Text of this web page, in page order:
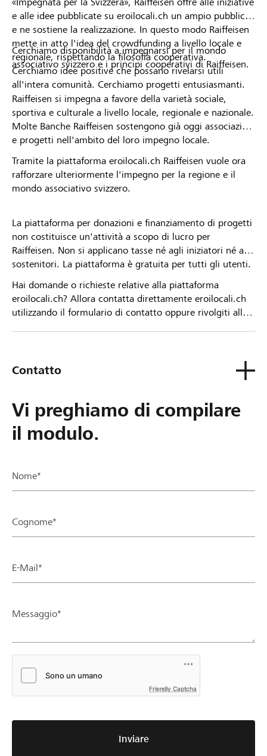
e alle idee pubblicate su eroilocali.ch un ampio pubblico
e ne sostiene la realizzazione. In questo modo Raiffeisen
mette in atto l'idea del crowdfunding a livello locale e
regionale, rispettando la filosofia cooperativa.
Cerchiamo idee positive che possano rivelarsi utili
all'intera comunità. Cerchiamo progetti entusiasmanti.
Cerchiamo disponibilità a impegnarsi per il mondo
associativo svizzero e i principi cooperativi di Raiffeisen.
Raiffeisen si impegna a favore della varietà sociale,
sportiva e culturale a livello locale, regionale e nazionale.
Molte Banche Raiffeisen sostengono già oggi associazioni
e progetti nell'ambito del loro impegno locale.
Tramite la piattaforma eroilocali.ch Raiffeisen vuole ora
rafforzare ulteriormente l'impegno per la regione e il
mondo associativo svizzero.
La piattaforma per donazioni e finanziamento di progetti
non costituisce un'attività a scopo di lucro per
Raiffeisen. Non si applicano tasse né agli iniziatori né ai
sostenitori. La piattaforma è gratuita per tutti gli utenti.
Hai domande o richieste relative alla piattaforma
eroilocali.ch? Allora contatta direttamente eroilocali.ch
utilizzando il formulario di contatto oppure rivolgiti alla
Contatto
Vi preghiamo di compilare
il modulo.
Nome*
Cognome*
E-Mail*
Messaggio*
Friendly Captcha
Inviare